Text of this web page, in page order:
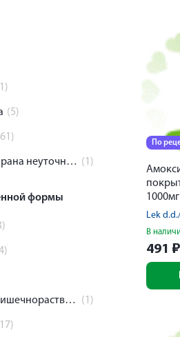
(5)
Открытая рана неуточненной области тела (1)
формы
Капсулы кишечнорастворимые (1)
По
Lek
В
491 ₽